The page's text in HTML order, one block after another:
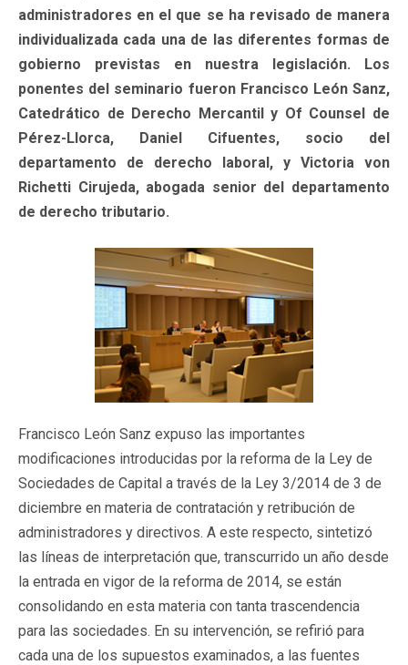
administradores en el que se ha revisado de manera
individualizada cada una de las diferentes formas de
gobierno previstas en nuestra legislación. Los
ponentes del seminario fueron Francisco León Sanz,
Catedrático de Derecho Mercantil y Of Counsel de
Pérez-Llorca, Daniel Cifuentes, socio del
departamento de derecho laboral, y Victoria von
Richetti Cirujeda, abogada senior del departamento
de derecho tributario.
Francisco León Sanz expuso las importantes
modificaciones introducidas por la reforma de la Ley de
Sociedades de Capital a través de la Ley 3/2014 de 3 de
diciembre en materia de contratación y retribución de
administradores y directivos. A este respecto, sintetizó
las líneas de interpretación que, transcurrido un año desde
la entrada en vigor de la reforma de 2014, se están
consolidando en esta materia con tanta trascendencia
para las sociedades. En su intervención, se refirió para
cada una de los supuestos examinados, a las fuentes